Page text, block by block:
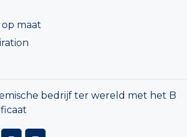
maat
bedrijf ter wereld met het B